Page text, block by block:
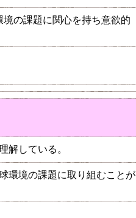
の課題に関心を持ち意欲的
解している。
環境の課題に取り組むことが